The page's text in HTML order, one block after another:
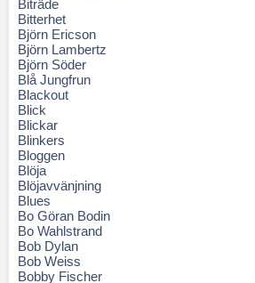
Biträde
Bitterhet
Björn Ericson
Björn Lambertz
Björn Söder
Blå Jungfrun
Blackout
Blick
Blickar
Blinkers
Bloggen
Blöja
Blöjavvänjning
Blues
Bo Göran Bodin
Bo Wahlstrand
Bob Dylan
Bob Weiss
Bobby Fischer